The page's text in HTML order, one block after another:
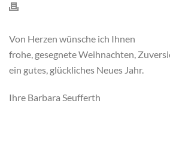
Von Herzen wünsche ich Ihnen
frohe, gesegnete Weihnachten,
ein gutes, glückliches Neues Jahr.
Ihre Barbara Seufferth